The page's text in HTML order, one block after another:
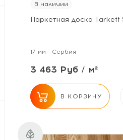
В наличии
Паркетная доска
17 мм Сербия
3 463 Руб / м²
В КОРЗИНУ